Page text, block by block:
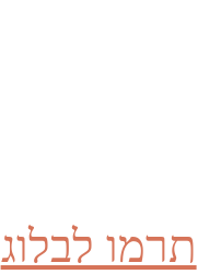
תרמו לבלוג